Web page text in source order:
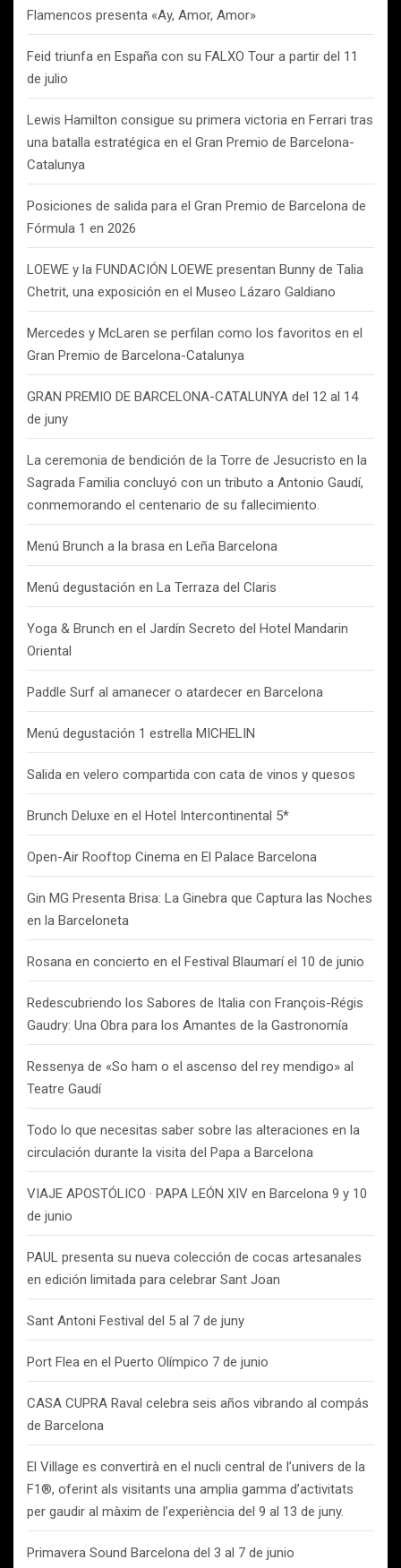
Flamencos presenta «Ay, Amor, Amor»
Feid triunfa en España con su FALXO Tour a partir del 11
de julio
Lewis Hamilton consigue su primera victoria en Ferrari tras
una batalla estratégica en el Gran Premio de Barcelona-
Catalunya
Posiciones de salida para el Gran Premio de Barcelona de
Fórmula 1 en 2026
LOEWE y la FUNDACIÓN LOEWE presentan Bunny de Talia
Chetrit, una exposición en el Museo Lázaro Galdiano
Mercedes y McLaren se perfilan como los favoritos en el
Gran Premio de Barcelona-Catalunya
GRAN PREMIO DE BARCELONA-CATALUNYA del 12 al 14
de juny
La ceremonia de bendición de la Torre de Jesucristo en la
Sagrada Familia concluyó con un tributo a Antonio Gaudí,
conmemorando el centenario de su fallecimiento.
Menú Brunch a la brasa en Leña Barcelona
Menú degustación en La Terraza del Claris
Yoga & Brunch en el Jardín Secreto del Hotel Mandarin
Oriental
Paddle Surf al amanecer o atardecer en Barcelona
Menú degustación 1 estrella MICHELIN
Salida en velero compartida con cata de vinos y quesos
Brunch Deluxe en el Hotel Intercontinental 5*
Open-Air Rooftop Cinema en El Palace Barcelona
Gin MG Presenta Brisa: La Ginebra que Captura las Noches
en la Barceloneta
Rosana en concierto en el Festival Blaumarí el 10 de junio
Redescubriendo los Sabores de Italia con François-Régis
Gaudry: Una Obra para los Amantes de la Gastronomía
Ressenya de «So ham o el ascenso del rey mendigo» al
Teatre Gaudí
Todo lo que necesitas saber sobre las alteraciones en la
circulación durante la visita del Papa a Barcelona
VIAJE APOSTÓLICO · PAPA LEÓN XIV en Barcelona 9 y 10
de junio
PAUL presenta su nueva colección de cocas artesanales
en edición limitada para celebrar Sant Joan
Sant Antoni Festival del 5 al 7 de juny
Port Flea en el Puerto Olímpico 7 de junio
CASA CUPRA Raval celebra seis años vibrando al compás
de Barcelona
El Village es convertirà en el nucli central de l’univers de la
F1®, oferint als visitants una amplia gamma d’activitats
per gaudir al màxim de l’experiència del 9 al 13 de juny.
Primavera Sound Barcelona del 3 al 7 de junio